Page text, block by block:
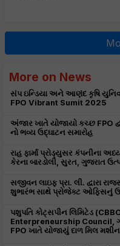
More on News
સંપ ઇન્ડિયા અને આણંદ કૃષિ
FPO Vibrant Sumit 2025
અંજાર ખાતે યોજાયો કચ્છ FPO
નો ભવ્ય ઉદ્ઘાટન સમારોહ
રાહ ફાર્મા પ્રોડ્યુસર કંપનીના
કેરના બારડોલી, સુરત, ગુજરાત
સજીવન લાઇફ પ્રા. લી. દ્વારા
શુભારંભ સાથે પ્રોજેક્ટ ઓફિસનું
પશુપતિ કોટ્સપીન લિમિટેડ
Enterpreneurship Council,
FPO ખાતે યોજાયું દાળ મિલ